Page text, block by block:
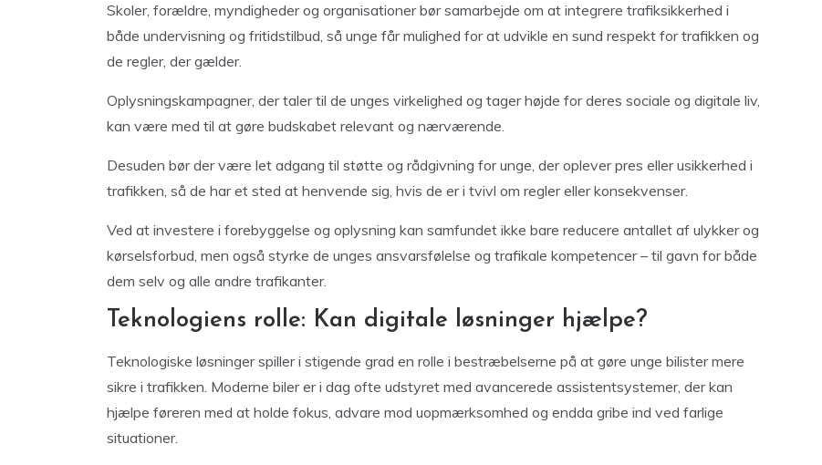
Skoler, forældre, myndigheder og organisationer bør samarbejde om at integrere trafiksikkerhed i
både undervisning og fritidstilbud, så unge får mulighed for at udvikle en sund respekt for trafikken og
de regler, der gælder.
Oplysningskampagner, der taler til de unges virkelighed og tager højde for deres sociale og digitale liv,
kan være med til at gøre budskabet relevant og nærværende.
Desuden bør der være let adgang til støtte og rådgivning for unge, der oplever pres eller usikkerhed i
trafikken, så de har et sted at henvende sig, hvis de er i tvivl om regler eller konsekvenser.
Ved at investere i forebyggelse og oplysning kan samfundet ikke bare reducere antallet af ulykker og
kørselsforbud, men også styrke de unges ansvarsfølelse og trafikale kompetencer – til gavn for både
dem selv og alle andre trafikanter.
Teknologiens rolle: Kan digitale løsninger hjælpe?
Teknologiske løsninger spiller i stigende grad en rolle i bestræbelserne på at gøre unge bilister mere
sikre i trafikken. Moderne biler er i dag ofte udstyret med avancerede assistentsystemer, der kan
hjælpe føreren med at holde fokus, advare mod uopmærksomhed og endda gribe ind ved farlige
situationer.